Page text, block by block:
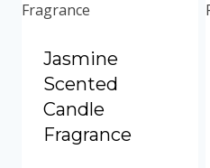
Jasmine
Scented
Candle
Fragrance